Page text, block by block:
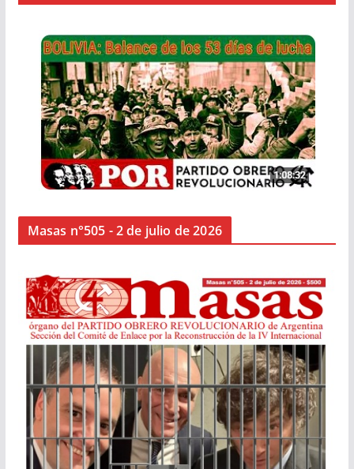
Masas n°505 - 2 de julio de 2026